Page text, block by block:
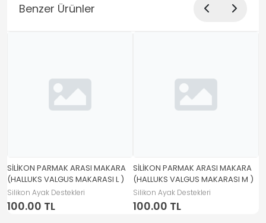
Benzer Ürünler
SİLİKON PARMAK ARASI MAKARA
(HALLUKS VALGUS MAKARASI L )
Silikon Ayak Destekleri
100.00 TL
SİLİKON PARMAK ARASI MAKARA
(HALLUKS VALGUS MAKARASI M )
Silikon Ayak Destekleri
100.00 TL